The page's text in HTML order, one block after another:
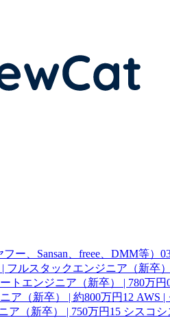
ー、Sansan、freee、DMM等）
| フルスタックエンジニア（新卒
トエンジニア（新卒） | 780万円
ア（新卒） | 約800万円 12 AWS |
ア（新卒） | 750万円 15 シスコシ